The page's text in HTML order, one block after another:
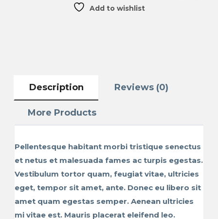
Add to wishlist
Description Reviews (0)
More Products
Pellentesque habitant morbi tristique senectus
et netus et malesuada fames ac turpis egestas.
Vestibulum tortor quam, feugiat vitae, ultricies
eget, tempor sit amet, ante. Donec eu libero sit
amet quam egestas semper. Aenean ultricies
mi vitae est. Mauris placerat eleifend leo.